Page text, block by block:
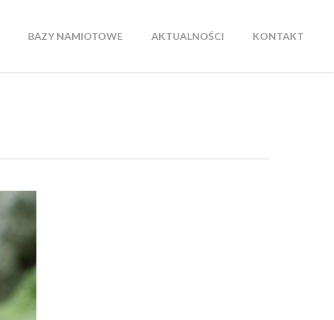
BAZY NAMIOTOWE AKTUALNOŚCI KONTAKT